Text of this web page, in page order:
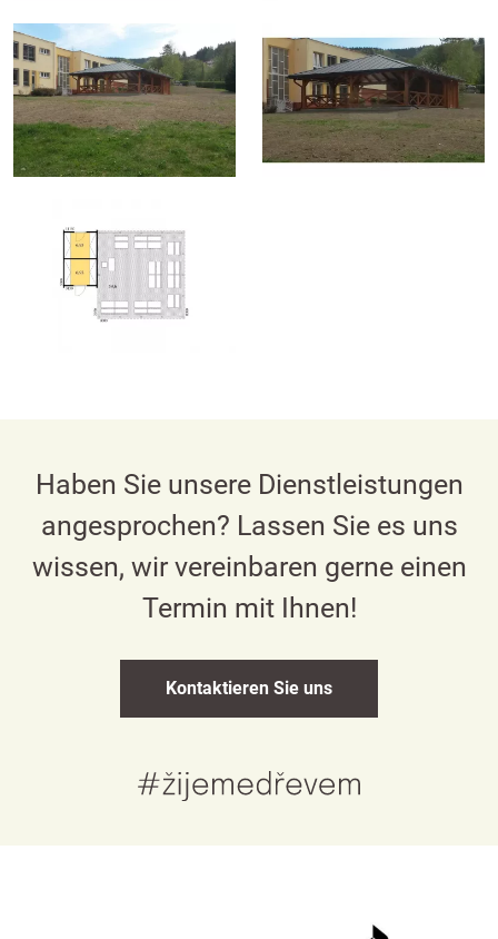
Haben Sie unsere Dienstleistungen
angesprochen? Lassen Sie es uns
wissen, wir vereinbaren gerne einen
Termin mit Ihnen!
Kontaktieren Sie uns
Česky